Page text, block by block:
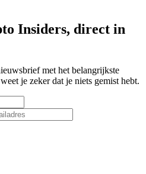
Insiders, direct in
met het belangrijkste
je zeker dat je niets gemist hebt.